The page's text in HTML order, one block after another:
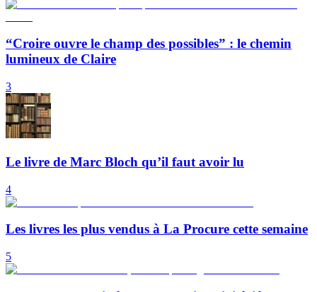
“Croire ouvre le champ des possibles” : le chemin
lumineux de Claire
3
Le livre de Marc Bloch qu’il faut avoir lu
4
Les livres les plus vendus à La Procure cette semaine
5